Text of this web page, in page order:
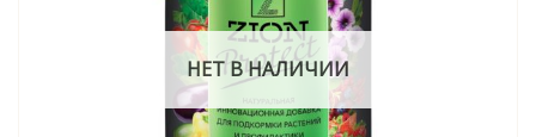
НЕТ В НАЛИЧИИ